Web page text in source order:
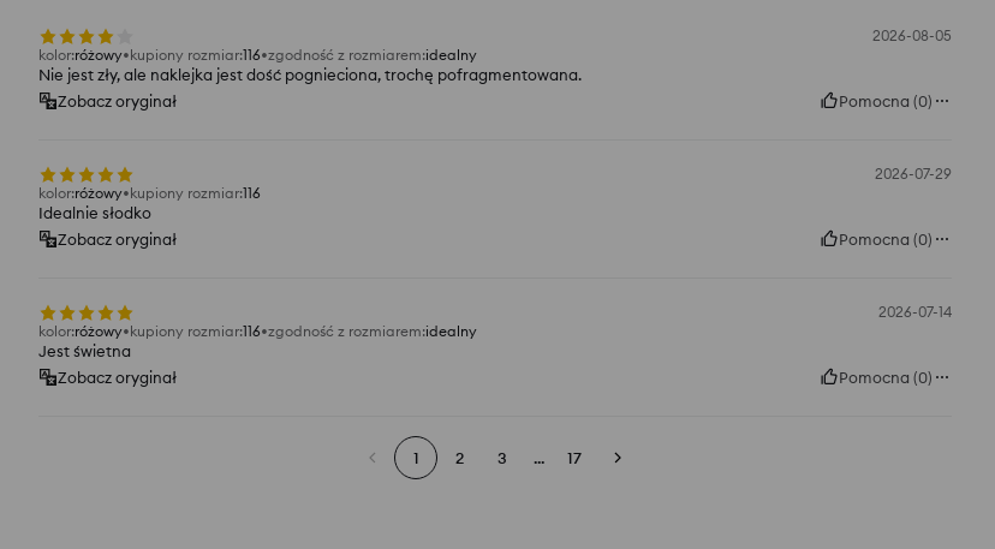
2026-08-05
kolor:różowy kupiony rozmiar:116 zgodność z rozmiarem:idealny
Nie jest zły, ale naklejka jest dość pognieciona, trochę pofragmentowana.
Zobacz oryginał
Pomocna (0)
2026-07-29
kolor:różowy kupiony rozmiar:116
Idealnie słodko
Zobacz oryginał
Pomocna (0)
2026-07-14
kolor:różowy kupiony rozmiar:116 zgodność z rozmiarem:idealny
Jest świetna
Zobacz oryginał
Pomocna (0)
1 2 3 ... 17